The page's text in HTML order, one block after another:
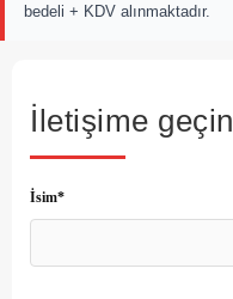
bedeli + KDV alınmaktadır.
İletişime geçin
İsim*